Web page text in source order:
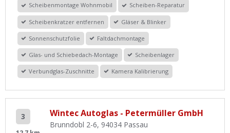
Scheibenmontage Wohnmobil Scheiben-Reparatur
Scheibenkratzer entfernen Gläser & Blinker
Sonnenschutzfolie Faltdachmontage
Glas- und Schiebedach-Montage Scheibenlager
Verbundglas-Zuschnitte Kamera Kalibrierung
3 Wintec Autoglas - Petermüller GmbH
Brunndobl 2-6, 94034 Passau